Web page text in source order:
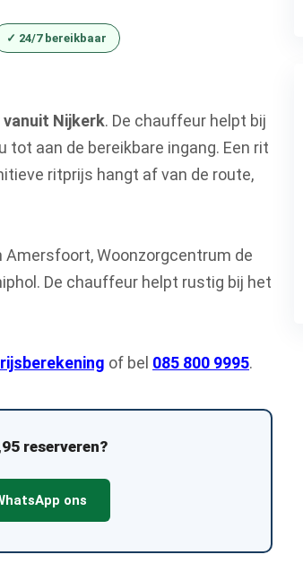
✓ 24/7 bereikbaar
Nijkerk. De chauffeur helpt bij
aan de bereikbare ingang. Een rit
ritprijs hangt af van de route,
Amersfoort, Woonzorgcentrum de
De chauffeur helpt rustig bij het
of bel 085 800 9995.
reserveren?
ons